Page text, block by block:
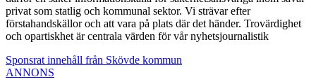
privat som statlig och kommunal sektor. Vi strävar efter
förstahandskällor och att vara på plats där det händer. Trovärdighet
och opartiskhet är centrala värden för vår nyhetsjournalistik
Sponsrat innehåll från Skövde kommun
ANNONS